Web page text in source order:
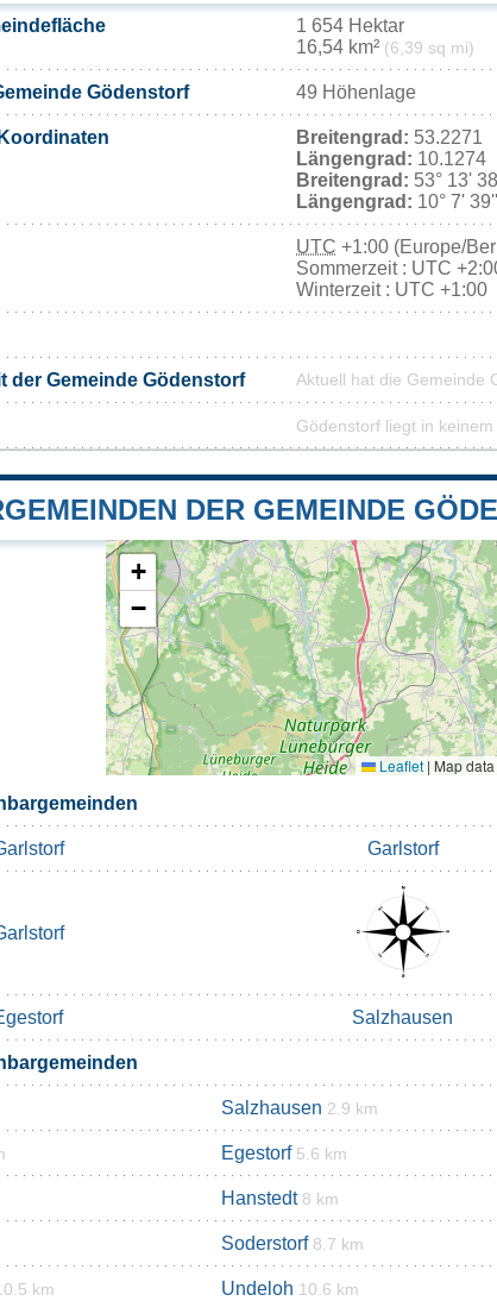
1 654 Hektar
16,54 km² (6,39 sq mi)
Gödenstorf 49 Höhenlage
Breitengrad: 53.2271
Längengrad: 10.1274
Breitengrad: 53° 13'
Längengrad: 10° 7'
UTC +1:00 (Europe/
Sommerzeit : UTC
Winterzeit : UTC +1:00
der Gemeinde Gödenstorf Aktuell hat die Gemeinde
Gödenstorf liegt in
DER GEMEINDE
+
−
Leaflet | Map
Garlstorf
Salzhausen
Salzhausen 2.9 km
Egestorf 5.6 km
Hanstedt 8 km
Soderstorf 8.7 km
km Undeloh 10.6 km